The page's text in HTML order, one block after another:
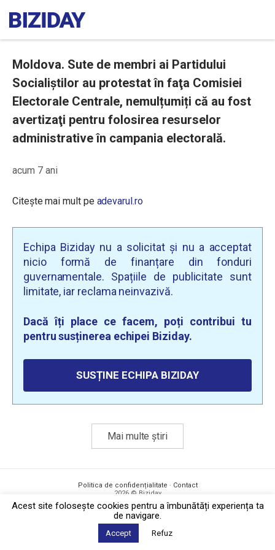
Moldova. Sute de membri ai Partidului
Socialiştilor au protestat în faţa Comisiei
Electorale Centrale, nemulțumiți că au fost
avertizaţi pentru folosirea resurselor
administrative în campania electorală.
acum 7 ani
Citește mai mult pe adevarul.ro
Echipa Biziday nu a solicitat și nu a acceptat
nicio formă de finanțare din fonduri
guvernamentale. Spațiile de publicitate sunt
limitate, iar reclama neinvazivă.
Dacă îți place ce facem, poți contribui tu
pentru susținerea echipei Biziday.
SUSȚINE ECHIPA BIZIDAY
Mai multe știri
Politica de confidențialitate · Contact
2026 © Biziday
Acest site foloseşte cookies pentru a îmbunătăți experiența ta
de navigare.
Accept Refuz